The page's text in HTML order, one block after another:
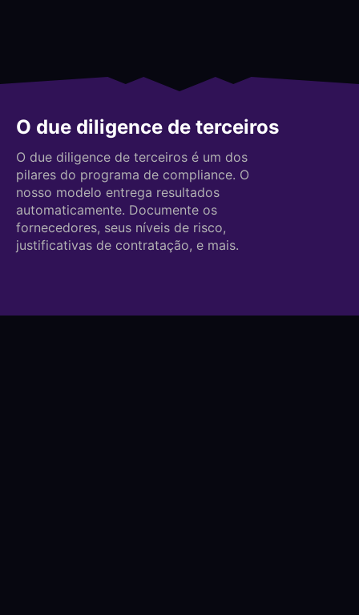
O due diligence de terceiros
O due diligence de terceiros é um dos
pilares do programa de compliance. O
nosso modelo entrega resultados
automaticamente. Documente os
fornecedores, seus níveis de risco,
justificativas de contratação, e mais.